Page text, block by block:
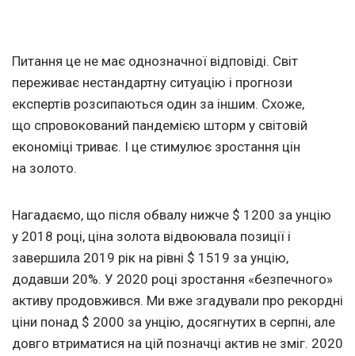
Питання це не має однозначної відповіді. Світ
переживає нестандартну ситуацію і прогнози
експертів розсипаються один за іншим. Схоже,
що спровокований пандемією шторм у світовій
економіці триває. І це стимулює зростання цін
на золото.
Нагадаємо, що після обвалу нижче $ 1200 за унцію
у 2018 році, ціна золота відвоювала позиції і
завершила 2019 рік на рівні $ 1519 за унцію,
додавши 20%. У 2020 році зростання «безпечного»
активу продовжився. Ми вже згадували про рекордні
ціни понад $ 2000 за унцію, досягнутих в серпні, але
довго втриматися на цій позначці актив не зміг. 2020